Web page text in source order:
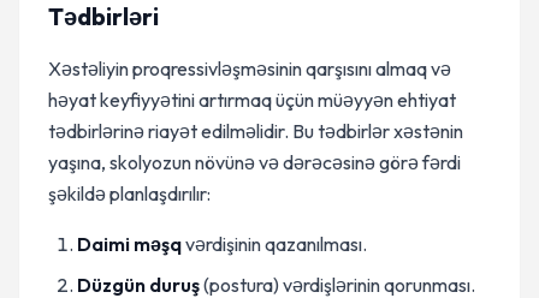
Tədbirləri
Xəstəliyin proqressivləşməsinin qarşısını almaq və
həyat keyfiyyətini artırmaq üçün müəyyən ehtiyat
tədbirlərinə riayət edilməlidir. Bu tədbirlər xəstənin
yaşına, skolyozun növünə və dərəcəsinə görə fərdi
şəkildə planlaşdırılır:
Daimi məşqvərdişinin qazanılması.
Düzgün duruş(postura) vərdişlərinin qorunması.